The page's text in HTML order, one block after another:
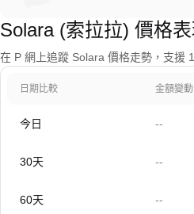
Solara (索拉拉) 價格
在 P 網上追蹤 Solara 價格走勢，支援
日期比較 金額變動
今日 --
30天 --
60天 --